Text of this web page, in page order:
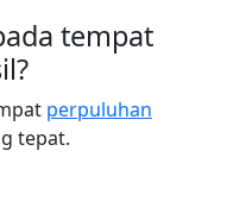
tempat
perpuluhan
tepat.